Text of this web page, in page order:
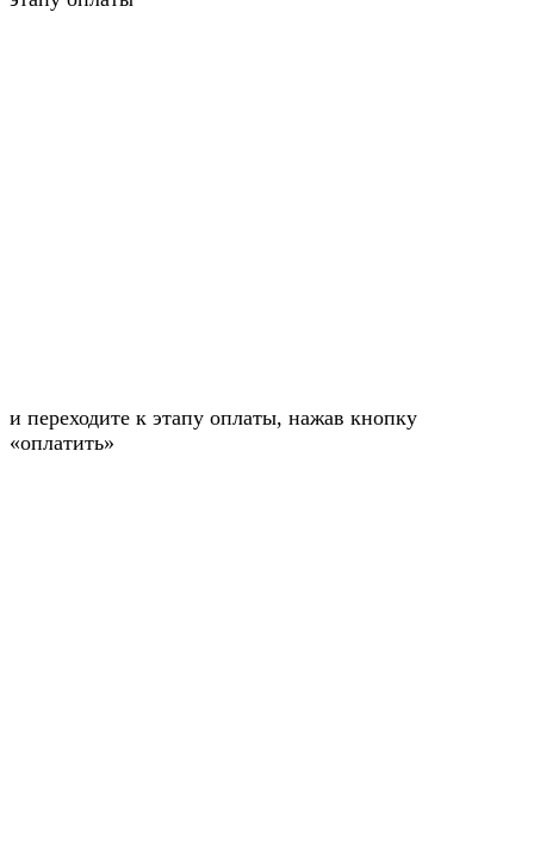
и переходите к этапу оплаты, нажав кнопку
«оплатить»